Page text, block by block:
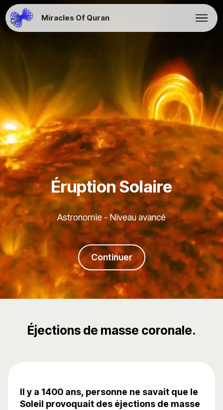
Miracles Of Quran
Éruption Solaire
Astronomie - Niveau avancé
Continuer
Éjections de masse coronale.
Il y a 1400 ans, personne ne savait que le
Soleil provoquait des éjections de masse